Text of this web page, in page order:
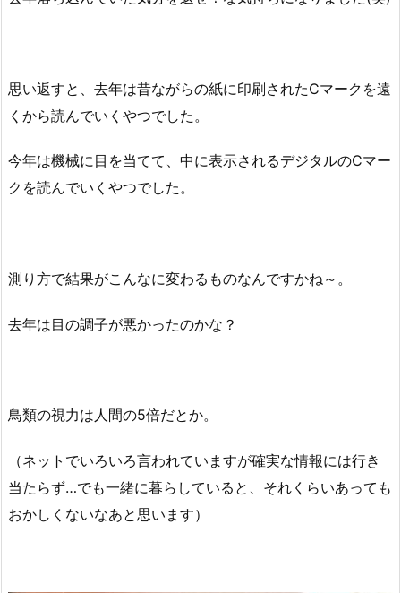
思い返すと、去年は昔ながらの紙に印刷されたCマークを遠
くから読んでいくやつでした。
今年は機械に目を当てて、中に表示されるデジタルのCマー
クを読んでいくやつでした。
測り方で結果がこんなに変わるものなんですかね～。
去年は目の調子が悪かったのかな？
鳥類の視力は人間の5倍だとか。
（ネットでいろいろ言われていますが確実な情報には行き
当たらず…でも一緒に暮らしていると、それくらいあっても
おかしくないなあと思います）